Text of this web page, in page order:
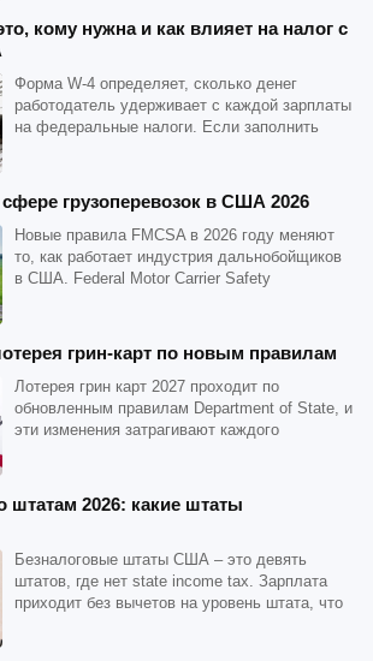
кому нужна и как влияет на налог с
Форма W-4 определяет, сколько денег
работодатель удерживает с каждой зарплаты
на федеральные налоги. Если заполнить
грузоперевозок в США 2026
Новые правила FMCSA в 2026 году меняют
то, как работает индустрия дальнобойщиков
в США. Federal Motor Carrier Safety
грин-карт по новым правилам
Лотерея грин карт 2027 проходит по
обновленным правилам Department of State, и
эти изменения затрагивают каждого
2026: какие штаты
Безналоговые штаты США – это девять
штатов, где нет state income tax. Зарплата
приходит без вычетов на уровень штата, что